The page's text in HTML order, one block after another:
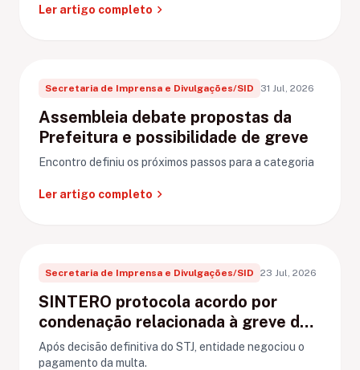
Ler artigo completo chevron_right
Secretaria de Imprensa e Divulgações/SID 31 Jul, 2026
Assembleia debate propostas da
Prefeitura e possibilidade de greve
Encontro definiu os próximos passos para a categoria
Ler artigo completo chevron_right
Secretaria de Imprensa e Divulgações/SID 23 Jul, 2026
SINTERO protocola acordo por
condenação relacionada à greve de
Ariquemes
Após decisão definitiva do STJ, entidade negociou o
pagamento da multa.